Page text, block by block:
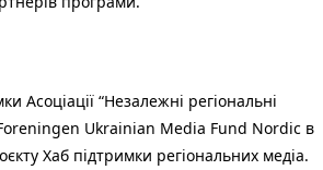
Асоціації “Незалежні регіональні
Foreningen Ukrainian Media Fund Nordic в
Хаб підтримки регіональних медіа.